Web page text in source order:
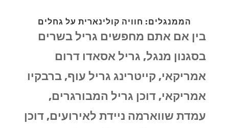
הממנגלים: חוויה קולינארית על גחלים
בין אם אתם מחפשים גריל בשרים
בסגנון מנגל, גריל אסאדו דרום
אמריקאי, קייטרינג גריל עוף, ברבקיו
אמריקאי, דוכן גריל המבורגרים,
עמדת שווארמה ניידת לאירועים, דוכן